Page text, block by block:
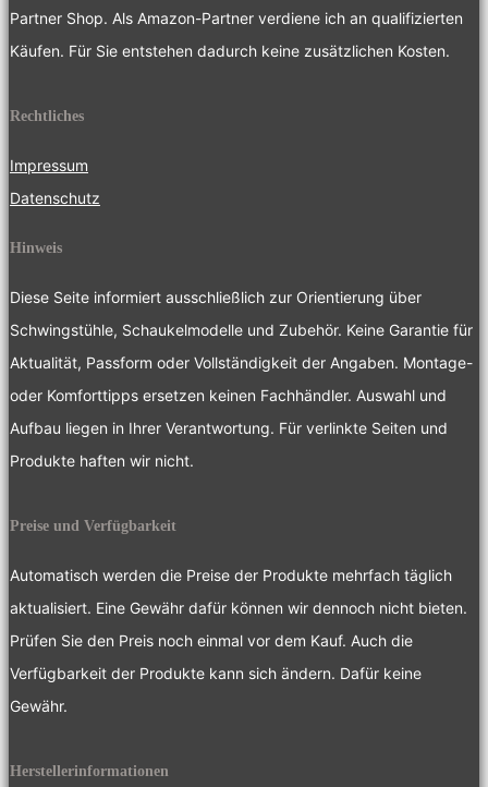
Partner Shop. Als Amazon-Partner verdiene ich an qualifizierten
Käufen. Für Sie entstehen dadurch keine zusätzlichen Kosten.
Rechtliches
Impressum
Datenschutz
Hinweis
Diese Seite informiert ausschließlich zur Orientierung über
Schwingstühle, Schaukelmodelle und Zubehör. Keine Garantie für
Aktualität, Passform oder Vollständigkeit der Angaben. Montage-
oder Komforttipps ersetzen keinen Fachhändler. Auswahl und
Aufbau liegen in Ihrer Verantwortung. Für verlinkte Seiten und
Produkte haften wir nicht.
Preise und Verfügbarkeit
Automatisch werden die Preise der Produkte mehrfach täglich
aktualisiert. Eine Gewähr dafür können wir dennoch nicht bieten.
Prüfen Sie den Preis noch einmal vor dem Kauf. Auch die
Verfügbarkeit der Produkte kann sich ändern. Dafür keine
Gewähr.
Herstellerinformationen